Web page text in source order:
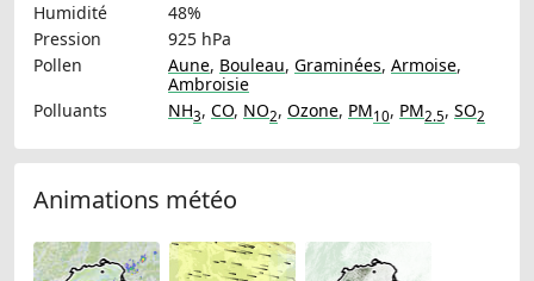
Humidité
48%
Pression
925 hPa
Pollen
Aune, Bouleau, Graminées, Armoise,
Ambroisie
Polluants
NH3, CO, NO2, Ozone, PM10, PM2.5, SO2
Animations météo